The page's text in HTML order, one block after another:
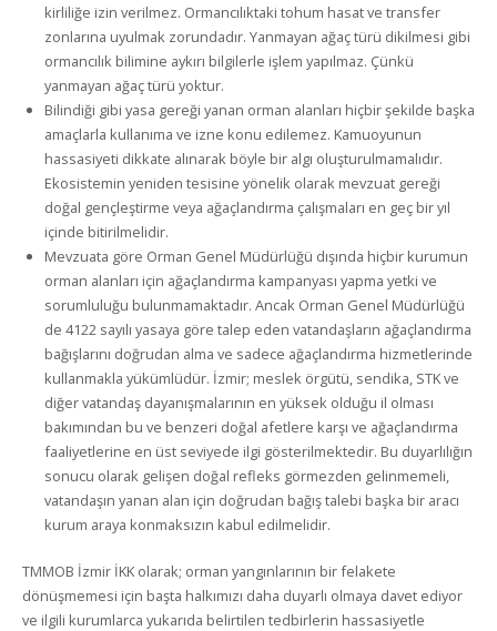
kirliliğe izin verilmez. Ormancılıktaki tohum hasat ve transfer
zonlarına uyulmak zorundadır. Yanmayan ağaç türü dikilmesi gibi
ormancılık bilimine aykırı bilgilerle işlem yapılmaz. Çünkü
yanmayan ağaç türü yoktur.
Bilindiği gibi yasa gereği yanan orman alanları hiçbir şekilde başka
amaçlarla kullanıma ve izne konu edilemez. Kamuoyunun
hassasiyeti dikkate alınarak böyle bir algı oluşturulmamalıdır.
Ekosistemin yeniden tesisine yönelik olarak mevzuat gereği
doğal gençleştirme veya ağaçlandırma çalışmaları en geç bir yıl
içinde bitirilmelidir.
Mevzuata göre Orman Genel Müdürlüğü dışında hiçbir kurumun
orman alanları için ağaçlandırma kampanyası yapma yetki ve
sorumluluğu bulunmamaktadır. Ancak Orman Genel Müdürlüğü
de 4122 sayılı yasaya göre talep eden vatandaşların ağaçlandırma
bağışlarını doğrudan alma ve sadece ağaçlandırma hizmetlerinde
kullanmakla yükümlüdür. İzmir; meslek örgütü, sendika, STK ve
diğer vatandaş dayanışmalarının en yüksek olduğu il olması
bakımından bu ve benzeri doğal afetlere karşı ve ağaçlandırma
faaliyetlerine en üst seviyede ilgi gösterilmektedir. Bu duyarlılığın
sonucu olarak gelişen doğal refleks görmezden gelinmemeli,
vatandaşın yanan alan için doğrudan bağış talebi başka bir aracı
kurum araya konmaksızın kabul edilmelidir.
TMMOB İzmir İKK olarak; orman yangınlarının bir felakete
dönüşmemesi için başta halkımızı daha duyarlı olmaya davet ediyor
ve ilgili kurumlarca yukarıda belirtilen tedbirlerin hassasiyetle